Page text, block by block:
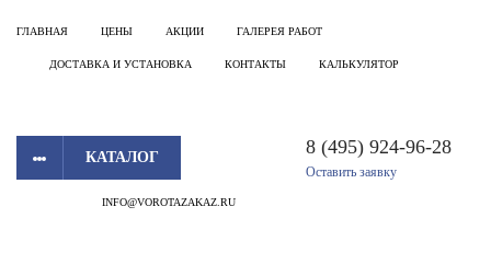
ГЛАВНАЯ ЦЕНЫ АКЦИИ ГАЛЕРЕЯ РАБОТ
ДОСТАВКА И УСТАНОВКА КОНТАКТЫ КАЛЬКУЛЯТОР
КАТАЛОГ 8 (495) 924-96-28
Оставить заявку
INFO@VOROTAZAKAZ.RU